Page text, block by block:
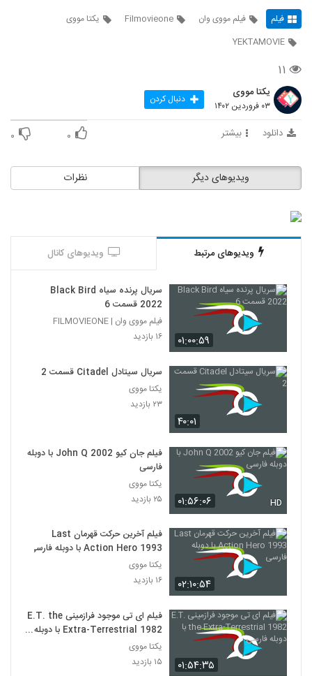
فیلم فیلم مووی وان Filmovieone
یکتا مووی
YEKTAMOVIE
۱۱
یکتا مووی
۰۳ فروردین ۱۴۰۲ دنبال کردن
دانلود بیشتر ۰ ۰
نظرات ویدیوهای دیگر
ویدیوهای مرتبط ویدیوهای کانال
۰۱:۰۰:۵۹
سریال پرنده سیاه Black Bird
2022 قسمت 6
فیلم مووی وان | FILMOVIEONE
۱۶ بازدید
۴۰:۰۱
سریال سیتادل Citadel قسمت 2
یکتا مووی
۲۳ بازدید
۰۱:۵۶:۰۶ HD
فیلم جان کیو John Q 2002 با دوبله
فارسی
یکتا مووی
۲۵ بازدید
۰۲:۱۰:۵۴
فیلم آخرین حرکت قهرمان Last
Action Hero 1993 با دوبله فارسی
یکتا مووی
۱۶ بازدید
۰۱:۵۴:۳۵
فیلم ای تی موجود فرازمینی E.T. the
Extra-Terrestrial 1982 با دوبله
فارسی
یکتا مووی
۱۵ بازدید